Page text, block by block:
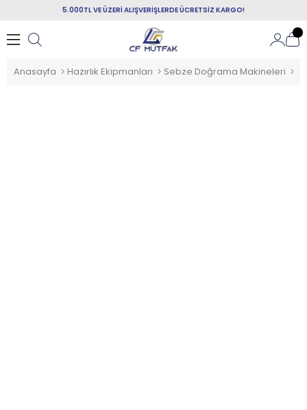
5.000TL VE ÜZERİ ALIŞVERİŞLERDE ÜCRETSİZ KARGO!
Anasayfa Hazırlık Ekipmanları Sebze Doğrama Makineleri